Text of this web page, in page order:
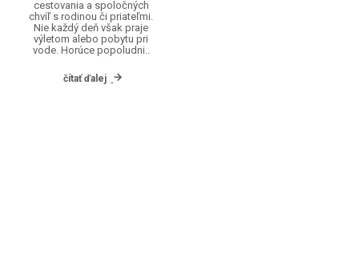
cestovania a spoločných
chvíľ s rodinou či priateľmi.
Nie každý deň však praje
výletom alebo pobytu pri
vode. Horúce popoludni..
čítať ďalej